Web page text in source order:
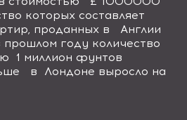
которых составляет
проданных в Англии
прошлом году количество
1 миллион фунтов
в Лондоне выросло на